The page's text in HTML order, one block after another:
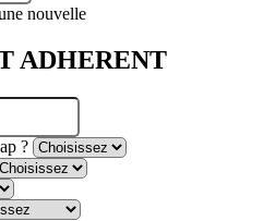
nouvelle
ADHERENT
?